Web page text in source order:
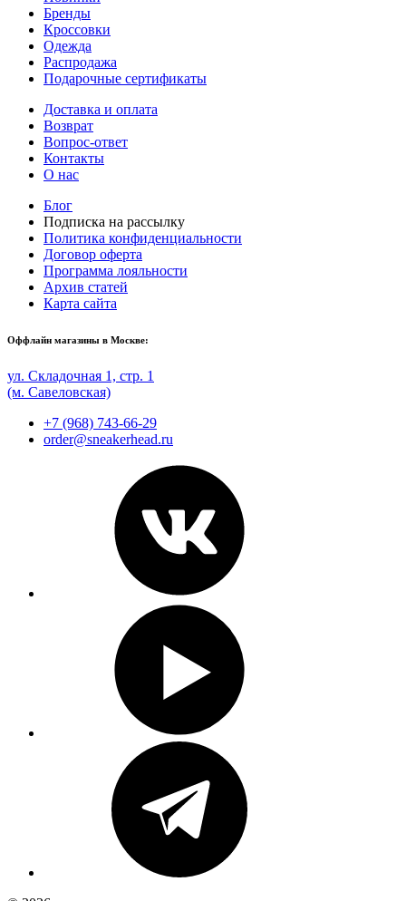
Бренды
Кроссовки
Одежда
Распродажа
Подарочные сертификаты
Доставка и оплата
Возврат
Вопрос-ответ
Контакты
О нас
Блог
Подписка на рассылку
Политика конфиденциальности
Договор оферта
Программа лояльности
Архив статей
Карта сайта
Оффлайн магазины в Москве:
ул. Складочная 1, стр. 1
(м. Савеловская)
+7 (968) 743-66-29
order@sneakerhead.ru